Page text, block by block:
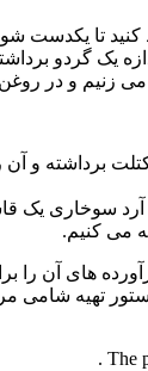
تا یکدست
یک گردو
می زنیم و در
کتلت برداشته و
آرد سوخاری یک
می کنیم.
های آن را
تهیه شامی
The